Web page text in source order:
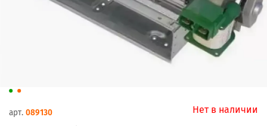
арт. 089130 Нет в наличии